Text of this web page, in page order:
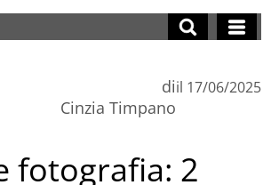
di
Cinzia Timpano
il 17/06/2025
fotografia: 2